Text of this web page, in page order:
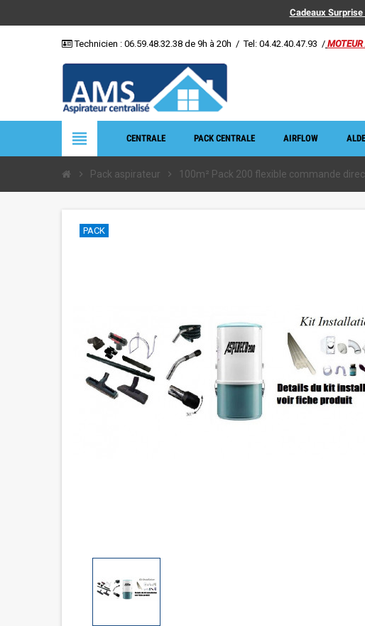
Cadeaux
Technicien : 06.59.48.32.38 de 9h à 20h / Tel: 04.42.40.47.93 /
view_headline CENTRALE PACK CENTRALE AIRFLOW
chevron_right Pack aspirateur chevron_right 100m² Pack 200 flexible commande
PACK